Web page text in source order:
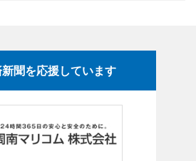
聞を応援しています